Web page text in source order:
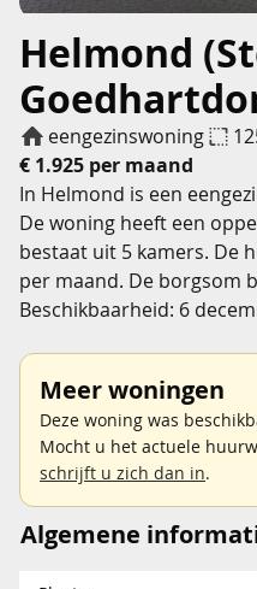
Helmond
eengezinswoning
€ 1.925 per maand
In Helmond is een
De woning heeft een
bestaat uit 5 kamers. De
per maand. De borgsom
Beschikbaarheid: 6
Meer woningen
Deze woning was
Mocht u het actuele
schrijft u zich dan in.
Algemene